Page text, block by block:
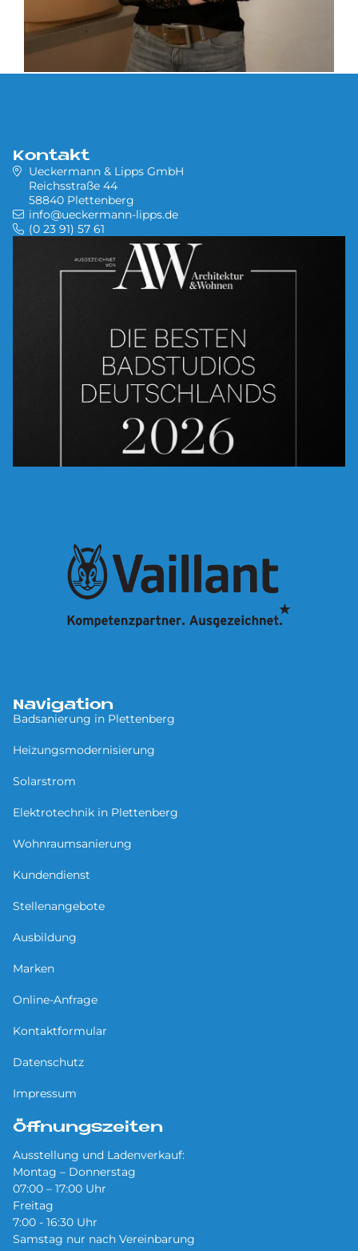
Kontakt
Ueckermann & Lipps GmbH
Reichsstraße 44
58840 Plettenberg
info@ueckermann-lipps.de
(0 23 91) 57 61
Navigation
Badsanierung in Plettenberg
Heizungsmodernisierung
Solarstrom
Elektrotechnik in Plettenberg
Wohnraumsanierung
Kundendienst
Stellenangebote
Ausbildung
Marken
Online-Anfrage
Kontaktformular
Datenschutz
Impressum
Öffnungszeiten
Ausstellung und Ladenverkauf:
Montag – Donnerstag
07:00 – 17:00 Uhr
Freitag
7:00 - 16:30 Uhr
Samstag nur nach Vereinbarung